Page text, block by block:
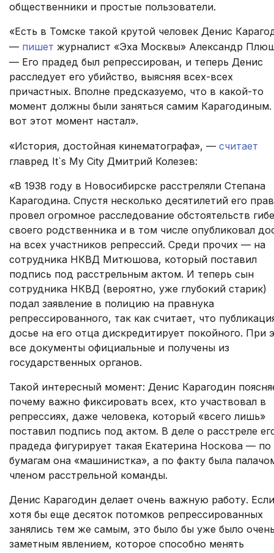
общественники и простые пользователи.
«Есть в Томске такой крутой человек Денис
— пишет журналист «Эха Москвы» Александр
— Его прадед был репрессирован, и теперь Денис
расследует его убийство, выясняя всех-всех
причастных. Вполне предсказуемо, что в какой-то
момент должны были заняться самим
вот этот момент настал».
«История, достойная кинематографа», — считает
главред It`s My City Дмитрий Колезев:
«В 1938 году в Новосибирске расстреляли Степана
Карагодина. Спустя несколько десятилетий его
провел огромное расследование обстоятельств
своего родственника и в том числе опубликовал
на всех участников репрессий. Среди прочих — на
сотрудника НКВД Митюшова, который поставил
подпись под расстрельным актом. И теперь сын
сотрудника НКВД (вероятно, уже глубокий старик)
подал заявление в полицию на правнука
репрессированного, так как считает, что
досье на его отца дискредитирует покойного. При
все документы официальные и получены из
государственных органов.
Такой интересный момент: Денис Карагодин
почему важно фиксировать всех, кто участвовал в
репрессиях, даже человека, который «всего лишь»
поставил подпись под актом. В деле о расстреле
прадеда фигурирует такая Екатерина Носкова — по
бумагам она «машинистка», а по факту была
членом расстрельной команды.
Денис Карагодин делает очень важную работу.
хотя бы еще десяток потомков репрессированных
занялись тем же самым, это было бы уже было
заметным явлением, которое способно менять